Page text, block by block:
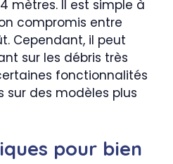
mètres. Il est simple à
compromis entre
Cependant, il peut
sur les débris très
fonctionnalités
sur des modèles plus
pour bien